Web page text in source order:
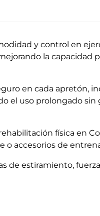
y control en
la capacidad
en cada apretón,
el uso prolongado sin
física en
o accesorios de
de estiramiento,